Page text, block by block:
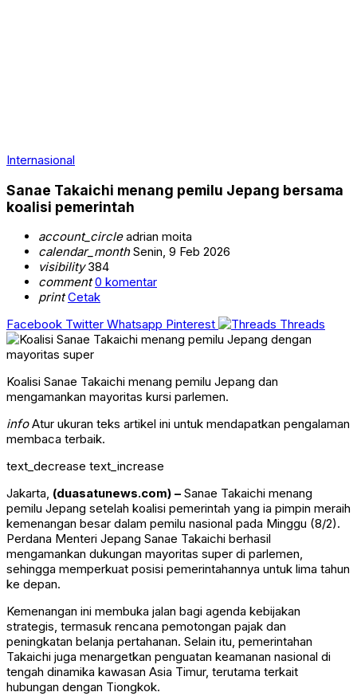
Internasional
Sanae Takaichi menang pemilu Jepang bersama
koalisi pemerintah
account_circleadrian moita
calendar_monthSenin, 9 Feb 2026
visibility384
comment 0 komentar
print Cetak
Facebook Twitter Whatsapp Pinterest Threads
Koalisi Sanae Takaichi menang pemilu Jepang dan
mengamankan mayoritas kursi parlemen.
infoAtur ukuran teks artikel ini untuk mendapatkan pengalaman
membaca terbaik.
text_decrease text_increase
Jakarta, (duasatunews.com) – Sanae Takaichi menang
pemilu Jepang setelah koalisi pemerintah yang ia pimpin meraih
kemenangan besar dalam pemilu nasional pada Minggu (8/2).
Perdana Menteri Jepang Sanae Takaichi berhasil
mengamankan dukungan mayoritas super di parlemen,
sehingga memperkuat posisi pemerintahannya untuk lima tahun
ke depan.
Kemenangan ini membuka jalan bagi agenda kebijakan
strategis, termasuk rencana pemotongan pajak dan
peningkatan belanja pertahanan. Selain itu, pemerintahan
Takaichi juga menargetkan penguatan keamanan nasional di
tengah dinamika kawasan Asia Timur, terutama terkait
hubungan dengan Tiongkok.